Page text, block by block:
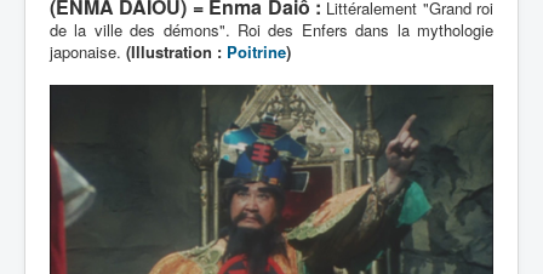
(ENMA DAIOU) = Enma Daiô : Littéralement "Grand roi
de la ville des démons". Roi des Enfers dans la mythologie
japonaise. (Illustration : Poitrine)